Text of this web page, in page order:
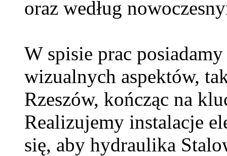
oraz według
W spisie prac
wizualnych aspektów,
Rzeszów, kończąc na
Realizujemy instalacje
się, aby hydraulika